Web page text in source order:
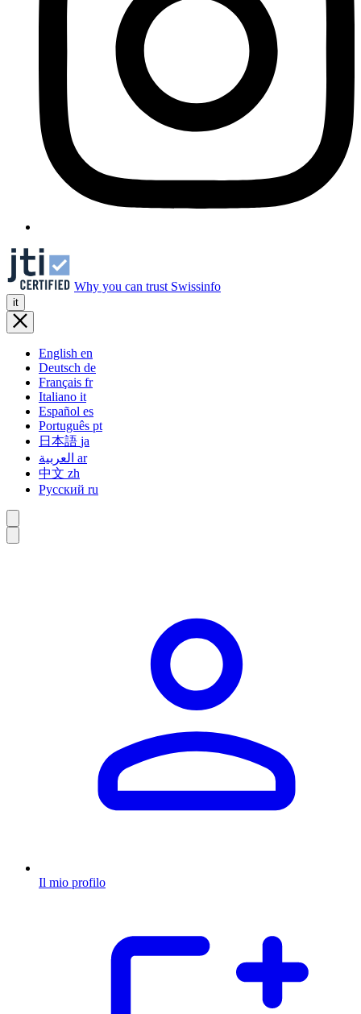
Why you can trust Swissinfo
it
English en
Deutsch de
Français fr
Italiano it
Español es
Português pt
日本語 ja
ar
中文 zh
Русский ru
Il mio profilo